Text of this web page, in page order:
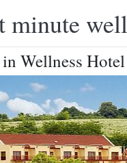
Wellness